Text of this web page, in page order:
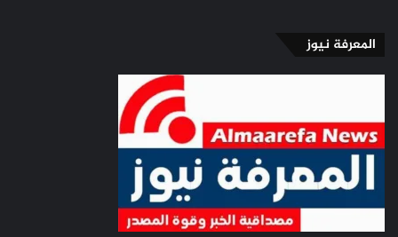
المعرفة نيوز